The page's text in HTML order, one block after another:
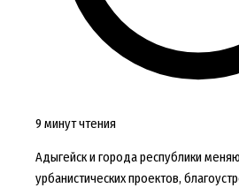
9 минут чтения
Адыгейск и города республики
урбанистических проектов,